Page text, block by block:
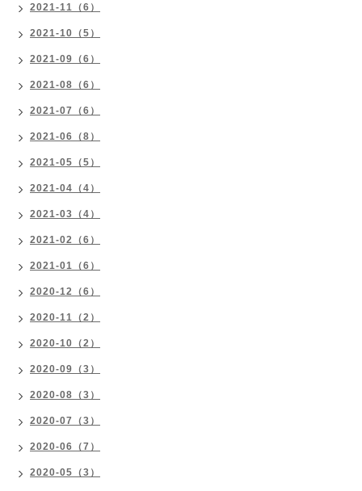
2021-11（6）
2021-10（5）
2021-09（6）
2021-08（6）
2021-07（6）
2021-06（8）
2021-05（5）
2021-04（4）
2021-03（4）
2021-02（6）
2021-01（6）
2020-12（6）
2020-11（2）
2020-10（2）
2020-09（3）
2020-08（3）
2020-07（3）
2020-06（7）
2020-05（3）